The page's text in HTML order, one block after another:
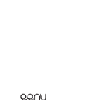
NAZWA